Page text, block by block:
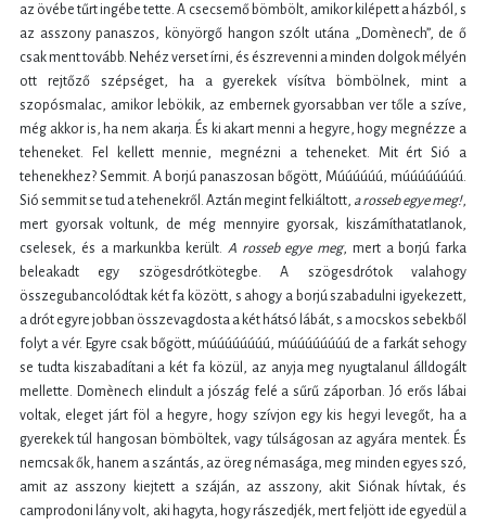
az övébe tűrt ingébe tette. A csecsemő bömbölt, amikor kilépett a házból, s
az asszony panaszos, könyörgő hangon szólt utána „Domènech”, de ő
csak ment tovább. Nehéz verset írni, és észrevenni a minden dolgok mélyén
ott rejtőző szépséget, ha a gyerekek vísítva bömbölnek, mint a
szopósmalac, amikor lebökik, az embernek gyorsabban ver tőle a szíve,
még akkor is, ha nem akarja. És ki akart menni a hegyre, hogy megnézze a
teheneket. Fel kellett mennie, megnézni a teheneket. Mit ért Sió a
tehenekhez? Semmit. A borjú panaszosan bőgött, Múúúúúú, múúúúúúúú.
Sió semmit se tud a tehenekről. Aztán megint felkiáltott, a rosseb egye meg!,
mert gyorsak voltunk, de még mennyire gyorsak, kiszámíthatatlanok,
cselesek, és a markunkba került. A rosseb egye meg, mert a borjú farka
beleakadt egy szögesdrótkötegbe. A szögesdrótok valahogy
összegubancolódtak két fa között, s ahogy a borjú szabadulni igyekezett,
a drót egyre jobban összevagdosta a két hátsó lábát, s a mocskos sebekből
folyt a vér. Egyre csak bőgött, múúúúúúúú, múúúúúúúú de a farkát sehogy
se tudta kiszabadítani a két fa közül, az anyja meg nyugtalanul álldogált
mellette. Domènech elindult a jószág felé a sűrű záporban. Jó erős lábai
voltak, eleget járt föl a hegyre, hogy szívjon egy kis hegyi levegőt, ha a
gyerekek túl hangosan bömböltek, vagy túlságosan az agyára mentek. És
nemcsak ők, hanem a szántás, az öreg némasága, meg minden egyes szó,
amit az asszony kiejtett a száján, az asszony, akit Siónak hívtak, és
camprodoni lány volt, aki hagyta, hogy rászedjék, mert feljött ide egyedül a